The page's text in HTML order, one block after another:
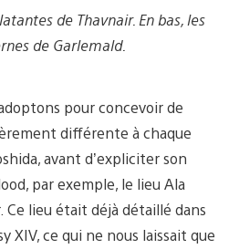
de Thavnair. En bas, les
de Garlemald.
pour concevoir de
différente à chaque
avant d’expliciter son
par exemple, le lieu Ala
Ce lieu était déjà détaillé dans
XIV, ce qui ne nous laissait que